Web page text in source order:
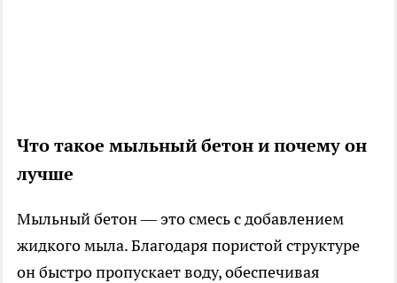
Что такое мыльный бетон и почему он
лучше
Мыльный бетон — это смесь с добавлением
жидкого мыла. Благодаря пористой структуре
он быстро пропускает воду, обеспечивая